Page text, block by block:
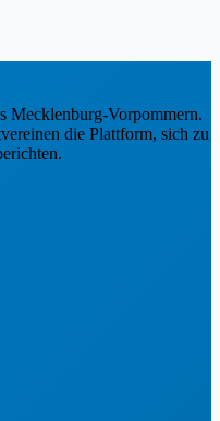
Mecklenburg-Vorpommern.
die Plattform, sich zu